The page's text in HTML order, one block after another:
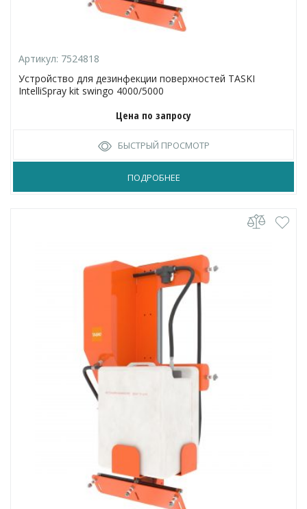
Артикул: 7524818
Устройство для дезинфекции поверхностей TASKI
IntelliSpray kit swingo 4000/5000
Цена по запросу
БЫСТРЫЙ ПРОСМОТР
ПОДРОБНЕЕ